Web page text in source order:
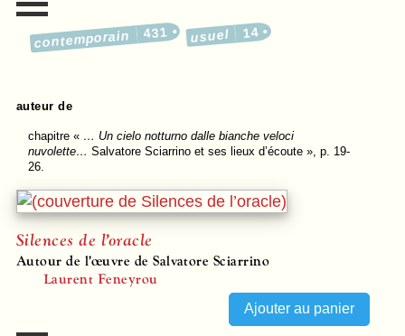
contemporain 431 usuel 14
auteur de
chapitre« … Un cielo notturno dalle bianche veloci
nuvolette… Salvatore Sciarrino et ses lieux d’écoute », p. 19-
26.
Silences de l’oracle
Autour de l’œuvre de Salvatore Sciarrino
Laurent Feneyrou